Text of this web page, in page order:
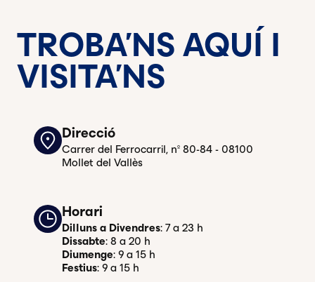
TROBA'NS AQUÍ I
VISITA'NS
Direcció
Carrer del Ferrocarril, nº 80-84 - 08100
Mollet del Vallès
Horari
Dilluns a Divendres: 7 a 23 h
Dissabte: 8 a 20 h
Diumenge: 9 a 15 h
Festius: 9 a 15 h